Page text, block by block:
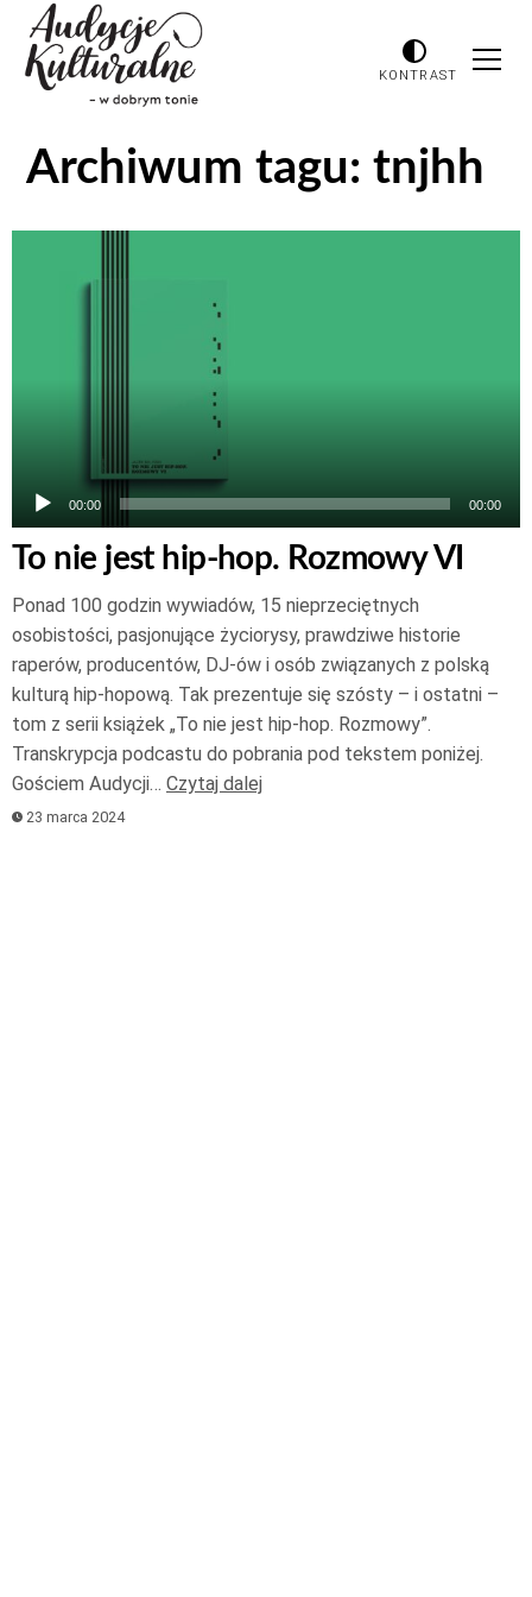
KONTRAST
Archiwum tagu:tnjhh
00:00 00:00
To nie jest hip-hop. Rozmowy VI
Ponad 100 godzin wywiadów, 15 nieprzeciętnych
osobistości, pasjonujące życiorysy, prawdziwe historie
raperów, producentów, DJ-ów i osób związanych z polską
kulturą hip-hopową. Tak prezentuje się szósty – i ostatni –
tom z serii książek „To nie jest hip-hop. Rozmowy”.
Transkrypcja podcastu do pobrania pod tekstem poniżej.
Gościem Audycji… Czytaj dalej
23 marca 2024